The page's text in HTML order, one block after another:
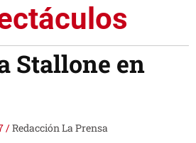
Stallone en
/Redacción La Prensa